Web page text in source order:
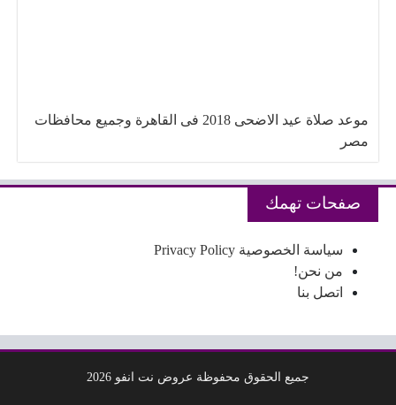
موعد صلاة عيد الاضحى 2018 فى القاهرة وجميع محافظات
مصر
صفحات تهمك
سياسة الخصوصية Privacy Policy
من نحن!
اتصل بنا
جميع الحقوق محفوظة عروض نت انفو 2026